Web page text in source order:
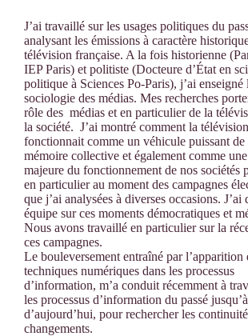
J’ai travaillé sur les usages politiques du
analysant les émissions à caractère
télévision française. A la fois historienne
IEP Paris) et politiste (Docteure d’État en
politique à Sciences Po-Paris), j’ai enseigné
sociologie des médias. Mes recherches
rôle des médias et en particulier de la
la société. J’ai montré comment la télévision
fonctionnait comme un véhicule puissant de
mémoire collective et également comme
majeure du fonctionnement de nos sociétés
en particulier au moment des campagnes
que j’ai analysées à diverses occasions. J’ai
équipe sur ces moments démocratiques et
Nous avons travaillé en particulier sur la
ces campagnes.
Le bouleversement entraîné par l’apparition
techniques numériques dans les processus
d’information, m’a conduit récemment à
les processus d’information du passé
d’aujourd’hui, pour rechercher les
changements.